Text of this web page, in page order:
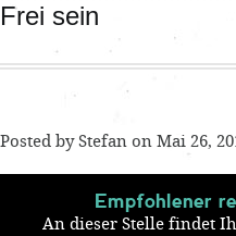
Frei sein
Posted by Stefan on Mai 26,
Empfohlener
An dieser Stelle findet